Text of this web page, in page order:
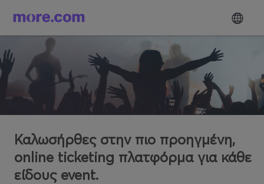
Καλωσήρθες στην πιο προηγμένη,
online ticketing πλατφόρμα για κάθε
είδους event.